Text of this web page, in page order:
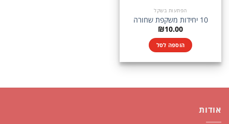
הפתעות בשקל
10 יחידות משקפת שחורה
₪10.00
הוספה לסל
אודות